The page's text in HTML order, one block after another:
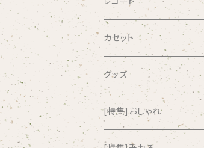
AIRCRAFT
airlie
AKUTAGAWA FANCLUB
カセット
グッズ
[特集]おしゃれ